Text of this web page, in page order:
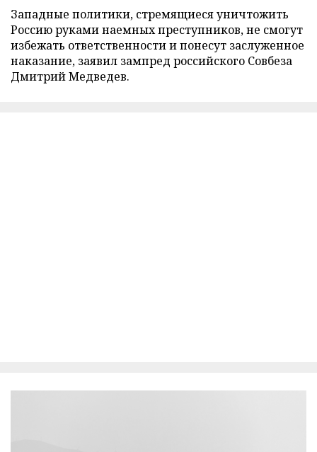
Западные политики, стремящиеся уничтожить
Россию руками наемных преступников, не смогут
избежать ответственности и понесут заслуженное
наказание, заявил зампред российского Совбеза
Дмитрий Медведев.